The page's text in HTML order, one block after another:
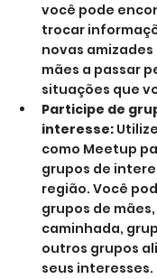
você pode
trocar
novas
mães a passar
situações que
Participe de
interesse:
como Meetup
grupos de
região. Você
grupos de
caminhada,
outros grupos
seus interesses.